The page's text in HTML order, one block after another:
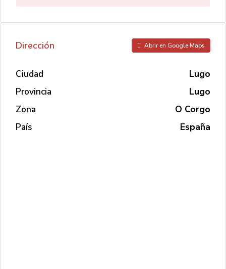
Dirección Abrir en Google Maps
Ciudad
Lugo
Provincia
Lugo
Zona
O Corgo
País
España